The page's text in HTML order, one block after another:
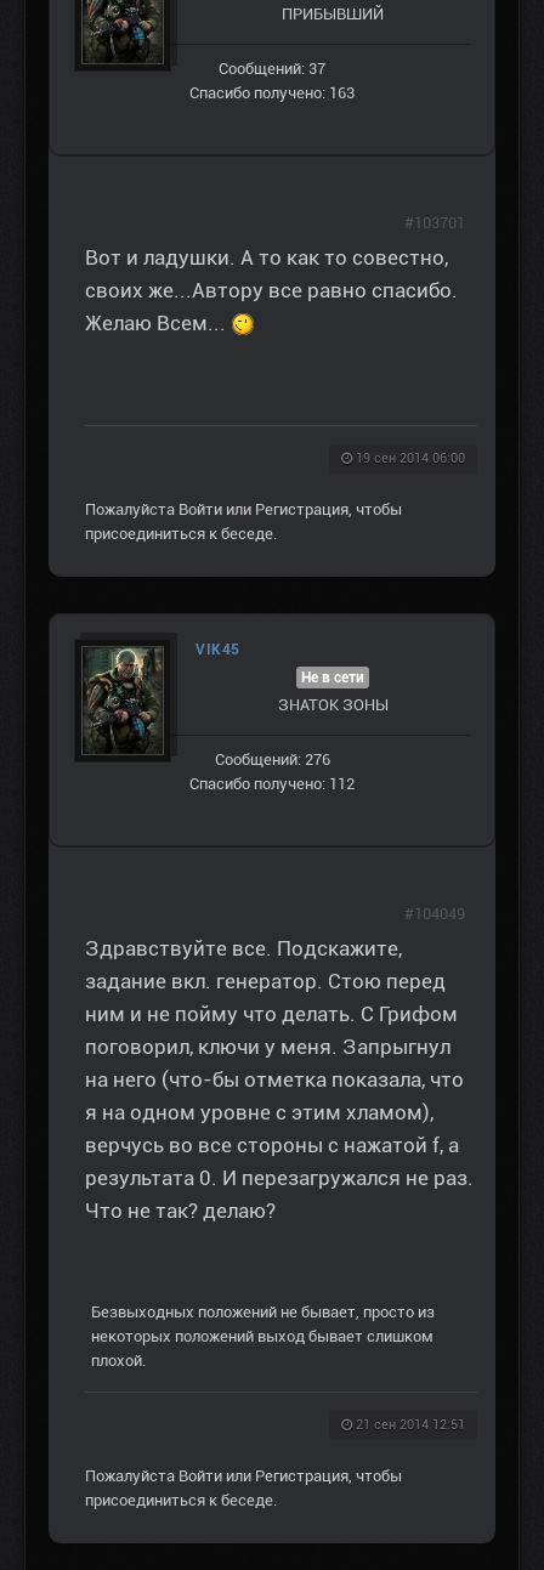
ПРИБЫВШИЙ
Сообщений: 37
Спасибо получено: 163
Вот и ладушки. А то как то совестно,
своих же...Автору все равно спасибо.
Желаю Всем...
19 сен 2014 06:00
#103701
Пожалуйста Войти или Регистрация , чтобы
присоединиться к беседе.
VIK45
Не в сети
ЗНАТОК ЗОНЫ
Сообщений: 276
Спасибо получено: 112
Здравствуйте все. Подскажите,
задание вкл. генератор. Стою перед
ним и не пойму что делать. С Грифом
поговорил, ключи у меня. Запрыгнул
на него (что-бы отметка показала, что
я на одном уровне с этим хламом),
верчусь во все стороны с нажатой f, а
результата 0. И перезагружался не раз.
Что не так? делаю?
Безвыходных положений не бывает, просто из
некоторых положений выход бывает слишком
плохой.
21 сен 2014 12:51
#104049
Пожалуйста Войти или Регистрация , чтобы
присоединиться к беседе.